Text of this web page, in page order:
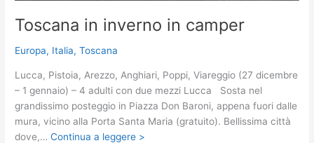
Toscana in inverno in camper
Europa, Italia,Toscana
Lucca, Pistoia, Arezzo, Anghiari, Poppi, Viareggio (27 dicembre
– 1 gennaio) – 4 adulti con due mezzi Lucca Sosta nel
grandissimo posteggio in Piazza Don Baroni, appena fuori dalle
mura, vicino alla Porta Santa Maria (gratuito). Bellissima città
dove,…Continua a leggere >